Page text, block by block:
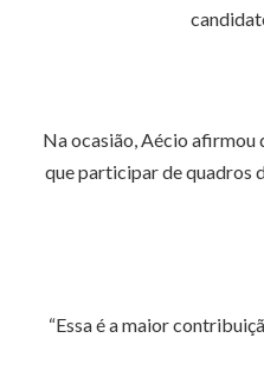
Na ocasião, Aécio afirmou
que participar de quadros
“Essa é a maior